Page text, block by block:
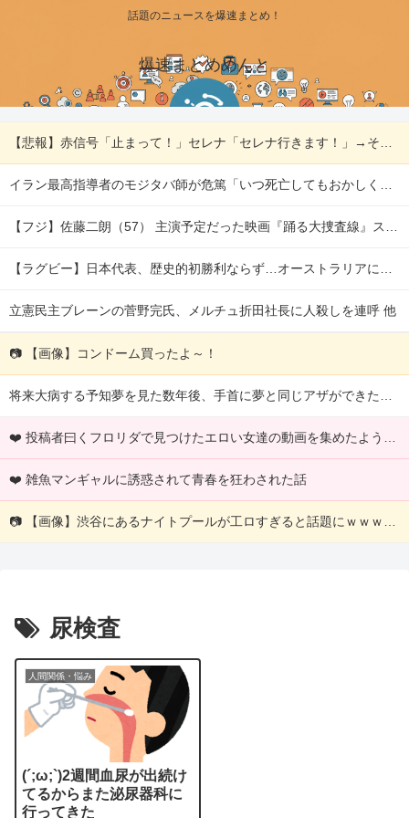
話題のニュースを爆速まとめ！
爆速まとめめんと
【悲報】赤信号「止まって！」セレナ「セレナ行きます！」→そのまま進入ｗｗｗｗ 他
イラン最高指導者のモジタバ師が危篤「いつ死亡してもおかしくない」…イラン大統領「意思疎通はかなり難しい」！ 他
【フジ】佐藤二朗（57） 主演予定だった映画『踊る大捜査線』スピンオフ作品の撮影中止が正式に決定 他
【ラグビー】日本代表、歴史的初勝利ならず…オーストラリアに逆転負け ８戦全敗 他
立憲民主ブレーンの菅野完氏、メルチュ折田社長に人殺しを連呼 他
📷 【画像】コンドーム買ったよ～！
将来大病する予知夢を見た数年後、手首に夢と同じアザができた。「ヤバい」と察した私はすぐ保険に入りまくり…
❤️ 投稿者曰くフロリダで見つけたエロい女達の動画を集めたようですｗｗｗ
❤️ 雑魚マンギャルに誘惑されて青春を狂わされた話
📷 【画像】渋谷にあるナイトプールが工ロすぎると話題にｗｗｗｗｗｗｗｗｗ
尿検査
人間関係・悩み
(´;ω;`)2週間血尿が出続け
てるからまた泌尿器科に
行ってきた